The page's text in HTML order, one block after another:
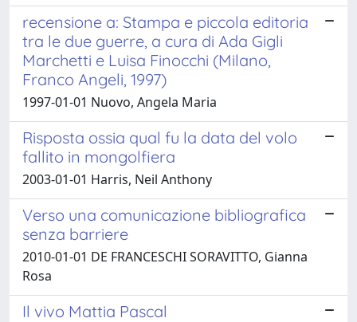
recensione a: Stampa e piccola editoria
tra le due guerre, a cura di Ada Gigli
Marchetti e Luisa Finocchi (Milano,
Franco Angeli, 1997)
1997-01-01 Nuovo, Angela Maria
Risposta ossia qual fu la data del volo
fallito in mongolfiera
2003-01-01 Harris, Neil Anthony
Verso una comunicazione bibliografica
senza barriere
2010-01-01 DE FRANCESCHI SORAVITTO, Gianna
Rosa
Il vivo Mattia Pascal